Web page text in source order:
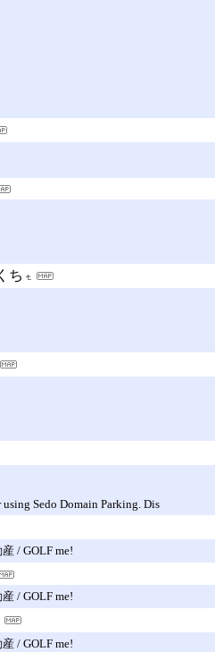
ち
Sedo Domain Parking. Dis
/ GOLF me!
/ GOLF me!
/ GOLF me!